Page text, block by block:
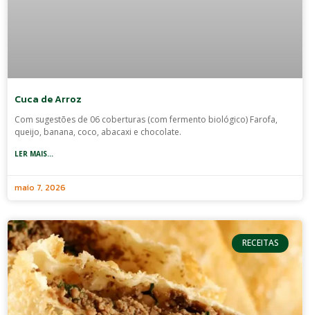
Cuca de Arroz
Com sugestões de 06 coberturas (com fermento biológico) Farofa,
queijo, banana, coco, abacaxi e chocolate.
LER MAIS...
maio 7, 2026
RECEITAS